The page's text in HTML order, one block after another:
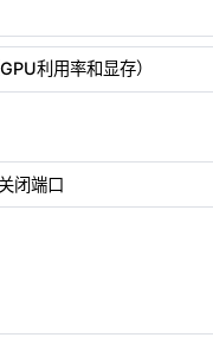
利用率和显存）
闭端口